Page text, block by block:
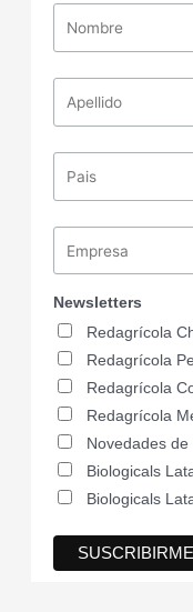
Newsletters
Redagrícola
Redagrícola
Redagrícola
Redagrícola
Novedades
Biologicals
Biologicals